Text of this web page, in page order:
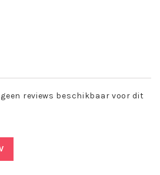
look te creeren en is verkrijgbaar
textuur, waardoor je
de wenkbrauwen kunt aanzetten.
G Eyebrow Designer
reviews beschikbaar voor dit